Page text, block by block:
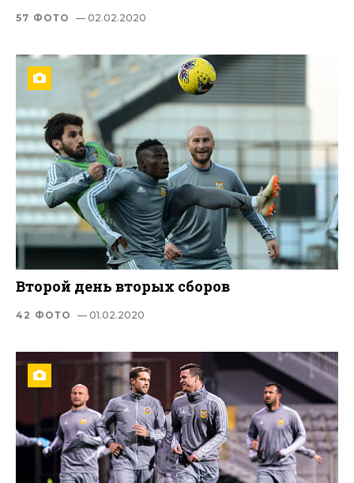
57 ФОТО — 02.02.2020
Второй день вторых сборов
42 ФОТО — 01.02.2020